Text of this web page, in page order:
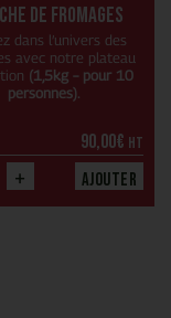
de fromages
dans l’univers des
avec notre plateau
(1,5kg – pour 10
personnes).
90,00€ HT
+ Ajouter